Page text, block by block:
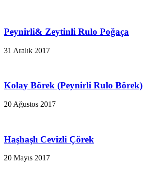
Peynirli& Zeytinli Rulo Poğaça
31 Aralık 2017
Kolay Börek (Peynirli Rulo Börek)
20 Ağustos 2017
Haşhaşlı Cevizli Çörek
20 Mayıs 2017